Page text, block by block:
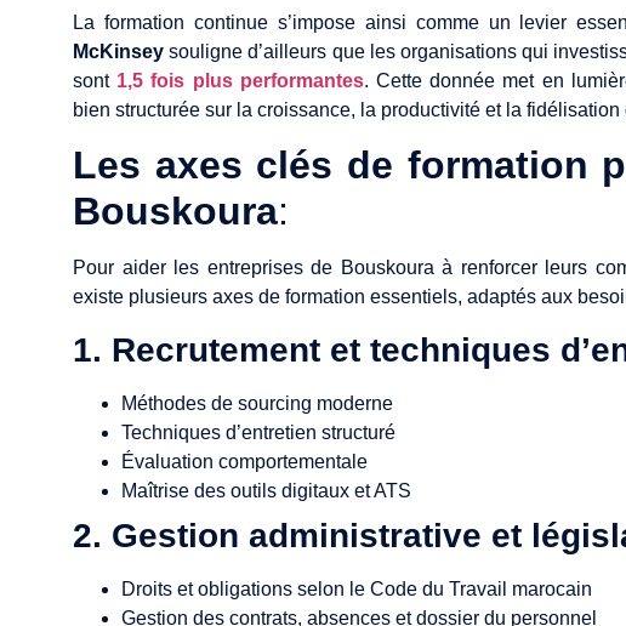
La formation continue s’impose ainsi comme un levier
McKinsey souligne d’ailleurs que les organisations qui
sont 1,5 fois plus performantes. Cette donnée met en
bien structurée sur la croissance, la productivité et la fidélisation
Les axes clés de formation
Bouskoura:
Pour aider les entreprises de Bouskoura à renforcer leurs
existe plusieurs axes de formation essentiels, adaptés aux
1. Recrutement et techniques
Méthodes de sourcing moderne
Techniques d’entretien structuré
Évaluation comportementale
Maîtrise des outils digitaux et ATS
2. Gestion administrative et
Droits et obligations selon le Code du Travail marocain
Gestion des contrats, absences et dossier du personnel